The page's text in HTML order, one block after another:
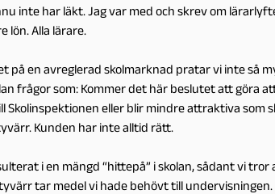
inte har läkt. Jag var med och skrev om
lön. Alla lärare.
på en avreglerad skolmarknad pratar vi inte så
frågor som: Kommer det här beslutet att göra
Skolinspektionen eller blir mindre attraktiva som
Kunden har inte alltid rätt.
i en mängd “hittepå” i skolan, sådant vi
tar medel vi hade behövt till